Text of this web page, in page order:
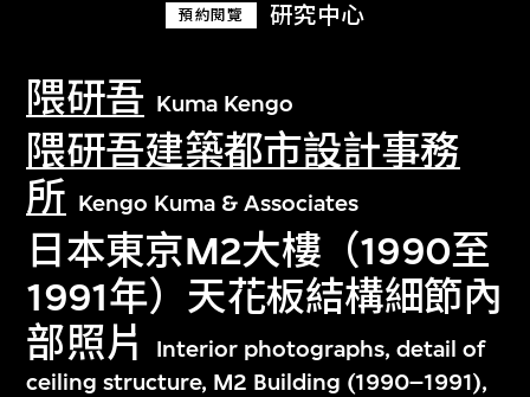
預約閱覽 研究中心
隈研吾 Kuma Kengo
隈研吾建築都市設計事務
所 Kengo Kuma & Associates
日本東京M2大樓（1990至
1991年）天花板結構細節內
部照片
Interior photographs, detail of
ceiling structure, M2 Building (1990–1991),
文化藏品。